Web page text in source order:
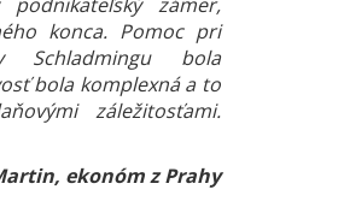
konca. Pomoc pri
bola
bola komplexná a to
záležitosťami.
ekonóm z Prahy